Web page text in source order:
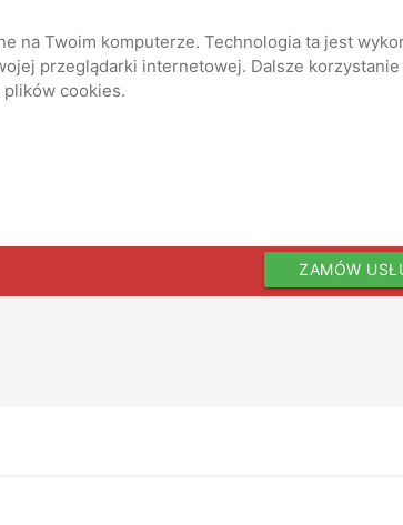
na Twoim komputerze. Technologia ta jest
przeglądarki internetowej. Dalsze
cookies.
ZAMÓW